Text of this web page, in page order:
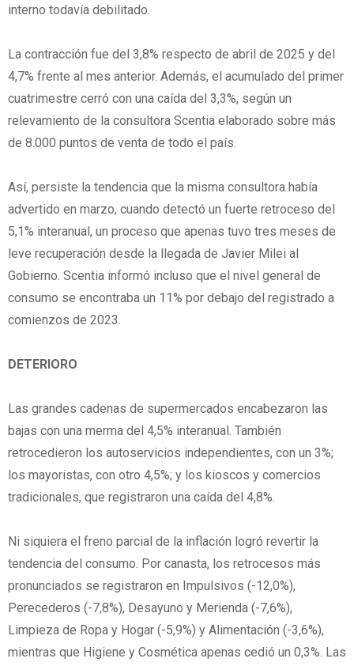
interno todavía debilitado.
La contracción fue del 3,8% respecto de abril de 2025 y del
4,7% frente al mes anterior. Además, el acumulado del primer
cuatrimestre cerró con una caída del 3,3%, según un
relevamiento de la consultora Scentia elaborado sobre más
de 8.000 puntos de venta de todo el país.
Así, persiste la tendencia que la misma consultora había
advertido en marzo, cuando detectó un fuerte retroceso del
5,1% interanual, un proceso que apenas tuvo tres meses de
leve recuperación desde la llegada de Javier Milei al
Gobierno. Scentia informó incluso que el nivel general de
consumo se encontraba un 11% por debajo del registrado a
comienzos de 2023.
DETERIORO
Las grandes cadenas de supermercados encabezaron las
bajas con una merma del 4,5% interanual. También
retrocedieron los autoservicios independientes, con un 3%;
los mayoristas, con otro 4,5%; y los kioscos y comercios
tradicionales, que registraron una caída del 4,8%.
Ni siquiera el freno parcial de la inflación logró revertir la
tendencia del consumo. Por canasta, los retrocesos más
pronunciados se registraron en Impulsivos (-12,0%),
Perecederos (-7,8%), Desayuno y Merienda (-7,6%),
Limpieza de Ropa y Hogar (-5,9%) y Alimentación (-3,6%),
mientras que Higiene y Cosmética apenas cedió un 0,3%. Las